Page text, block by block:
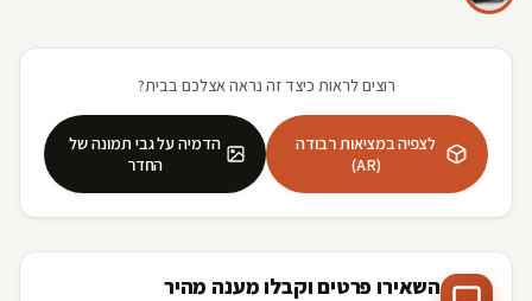
רוצים לראות כיצד זה נראה אצלכם בבית?
לצפיה במציאות רבודה
(AR)
הדמיה על גבי תמונה של
החדר
השאירו פרטים וקבלו מענה מהיר